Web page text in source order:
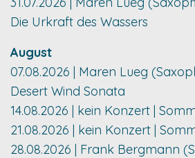
Die Urkraft des Wassers
August
07.08.2026 | Maren Lueg
Desert Wind Sonata
14.08.2026 | kein Konzert |
21.08.2026 | kein Konzert |
28.08.2026 | Frank Bergmann